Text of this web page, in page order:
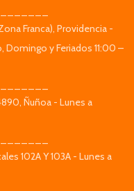
Franca), Providencia -
y Feriados 11:00 –
Ñuñoa - Lunes a
102A Y 103A - Lunes a